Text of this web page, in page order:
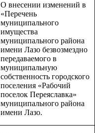
О внесении изменений в
«Перечень
муниципального
имущества
муниципального района
имени Лазо безвозмездно
передаваемого в
муниципальную
собственность городского
поселения «Рабочий
поселок Переяславка»
муниципального района
имени Лазо.